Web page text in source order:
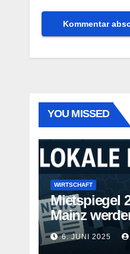
YOU MISSED
WIRTSCHAFT
Mietspiegel
Mainz
teurer
6. JUNI 2025